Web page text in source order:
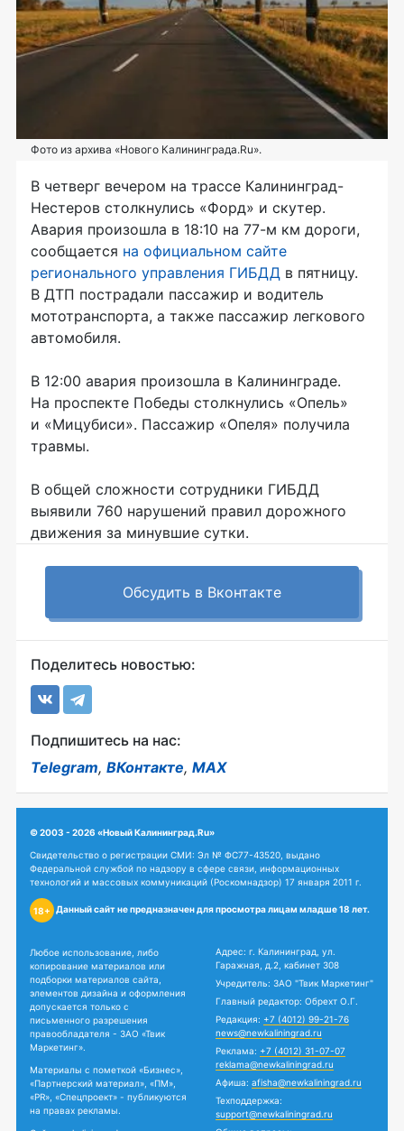
Фото из архива «Нового Калининграда.Ru».
В четверг вечером на трассе Калининград-
Нестеров столкнулись «Форд» и скутер.
Авария произошла в 18:10 на 77-м км дороги,
сообщается на официальном сайте
регионального управления ГИБДД в пятницу.
В ДТП пострадали пассажир и водитель
мототранспорта, а также пассажир легкового
автомобиля.
В 12:00 авария произошла в Калининграде.
На проспекте Победы столкнулись «Опель»
и «Мицубиси». Пассажир «Опеля» получила
травмы.
В общей сложности сотрудники ГИБДД
выявили 760 нарушений правил дорожного
движения за минувшие сутки.
Обсудить в Вконтакте
Поделитесь новостью:
Подпишитесь на нас:
Telegram, ВКонтакте, MAX
© 2003 - 2026 «Новый Калининград.Ru»
Свидетельство о регистрации СМИ: Эл № ФС77-43520, выдано
Федеральной службой по надзору в сфере связи, информационных
технологий и массовых коммуникаций (Роскомнадзор) 17 января 2011 г.
18+ Данный сайт не предназначен для просмотра лицам младше 18 лет.
Любое использование, либо
копирование материалов или
подборки материалов сайта,
элементов дизайна и оформления
допускается только с
письменного разрешения
правообладателя - ЗАО «Твик
Маркетинг».
Материалы с пометкой «Бизнес»,
«Партнерский материал», «ПМ»,
«PR», «Спецпроект» - публикуются
на правах рекламы.
Адрес: г. Калининград, ул.
Гаражная, д.2, кабинет 308
Учредитель: ЗАО "Твик Маркетинг"
Главный редактор: Обрехт О.Г.
Редакция: +7 (4012) 99-21-76
news@newkaliningrad.ru
Реклама: +7 (4012) 31-07-07
reklama@newkaliningrad.ru
Афиша: afisha@newkaliningrad.ru
Техподдержка:
support@newkaliningrad.ru